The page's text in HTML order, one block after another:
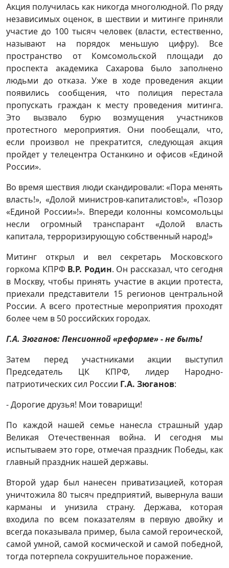
Акция получилась как никогда многолюдной. По ряду
независимых оценок, в шествии и митинге приняли
участие до 100 тысяч человек (власти, естественно,
называют на порядок меньшую цифру). Все
пространство от Комсомольской площади до
проспекта академика Сахарова было заполнено
людьми до отказа. Уже в ходе проведения акции
появились сообщения, что полиция перестала
пропускать граждан к месту проведения митинга.
Это вызвало бурю возмущения участников
протестного мероприятия. Они пообещали, что,
если произвол не прекратится, следующая акция
пройдет у телецентра Останкино и офисов «Единой
России».
Во время шествия люди скандировали: «Пора менять
власть!», «Долой министров-капиталистов!», «Позор
«Единой России»!». Впереди колонны комсомольцы
несли огромный транспарант «Долой власть
капитала, терроризирующую собственный народ!»
Митинг открыл и вел секретарь Московского
горкома КПРФ В.Р. Родин. Он рассказал, что сегодня
в Москву, чтобы принять участие в акции протеста,
приехали представители 15 регионов центральной
России. А всего протестные мероприятия проходят
более чем в 50 российских городах.
Г.А. Зюганов: Пенсионной «реформе» - не быть!
Затем перед участниками акции выступил
Председатель ЦК КПРФ, лидер Народно-
патриотических сил России Г.А. Зюганов:
- Дорогие друзья! Мои товарищи!
По каждой нашей семье нанесла страшный удар
Великая Отечественная война. И сегодня мы
испытываем это горе, отмечая праздник Победы, как
главный праздник нашей державы.
Второй удар был нанесен приватизацией, которая
уничтожила 80 тысяч предприятий, вывернула ваши
карманы и унизила страну. Держава, которая
входила по всем показателям в первую двойку и
всегда показывала пример, была самой героической,
самой умной, самой космической и самой победной,
тогда потерпела сокрушительное поражение.